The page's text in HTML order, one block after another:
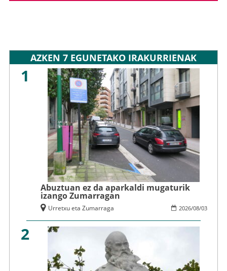
AZKEN 7 EGUNETAKO IRAKURRIENAK
1
Abuztuan ez da aparkaldi mugaturik
izango Zumarragan
2026/08/03
Urretxu eta Zumarraga
2